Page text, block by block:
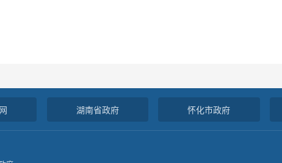
湖南省政府 怀化市政府